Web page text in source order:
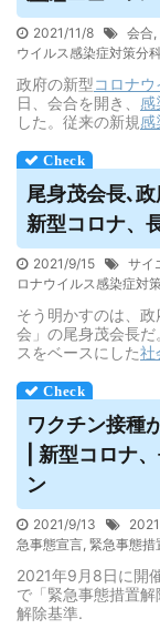
2021/11/8 会合,
ウイルス感染症対策分
政府の新型コロナウ
日、会合を開き、 感
した。従来の新規感
尾身茂会長､
新型コロナ、
2021/9/15 サイ
ロナウイルス感染症対
そう明かすのは、政
会」の尾身茂会長
スをベースにした社
ワクチン接種
| 新型コロナ
ン
2021/9/13
急事態宣言, 緊急事態措
2021年9月8日に開
で「緊急事態措置
解除基準.